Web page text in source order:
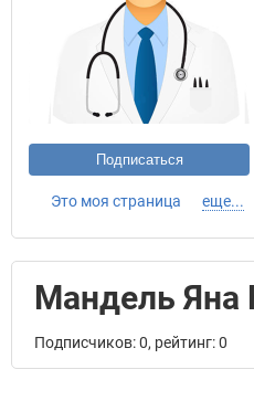
Подписаться
Это моя страница еще...
Мандель Яна
Подписчиков: 0, рейтинг: 0